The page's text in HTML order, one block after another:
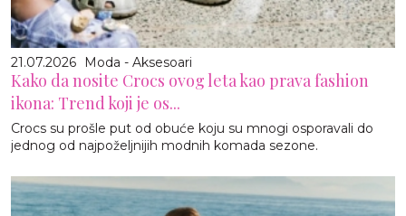
21.07.2026 Moda - Aksesoari
Kako da nosite Crocs ovog leta kao prava fashion
ikona: Trend koji je os...
Crocs su prošle put od obuće koju su mnogi osporavali do
jednog od najpoželjnijih modnih komada sezone.